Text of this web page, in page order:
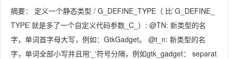
摘要： 定义一个静态类型 / G_DEFINE_TYPE（ 比`G_DEFINE_
TYPE`就是多了一个自定义代码参数_C_）: @TN: 新类型的名
字，单词首字母大写，例如：GtkGadget。 @t_n: 新类型的名
字，单词全部小写并且用'_'符号分隔，例如gtk_gadget： separat